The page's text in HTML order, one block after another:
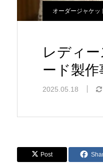
オーダージャケッ
レディ
ード製作
2025.05.18
Post